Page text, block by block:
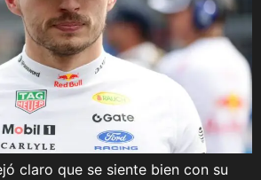
claro que se siente bien con su